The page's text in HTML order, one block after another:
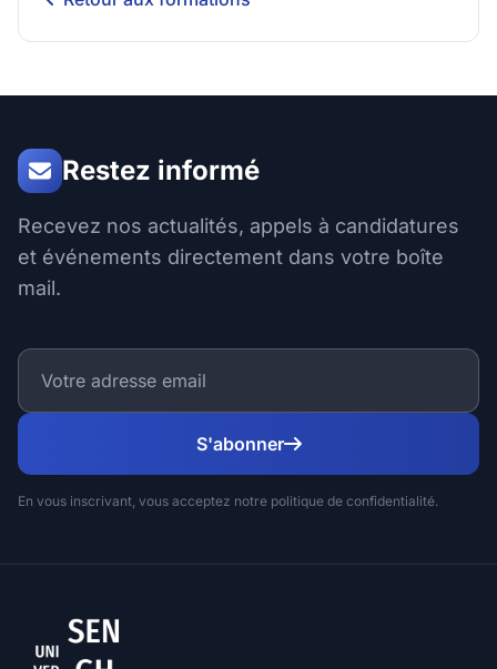
Restez informé
Recevez nos actualités, appels à candidatures
et événements directement dans votre boîte
mail.
S'abonner
En vous inscrivant, vous acceptez notre politique de confidentialité.